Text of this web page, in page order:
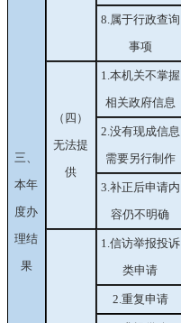
三、
本年
度办
理结
果
8.属于行政查询
事项
（四）
无法提
供
1.本机关不掌握
相关政府信息
2.没有现成信息
需要另行制作
3.补正后申请内
容仍不明确
1.信访举报投诉
类申请
2.重复申请